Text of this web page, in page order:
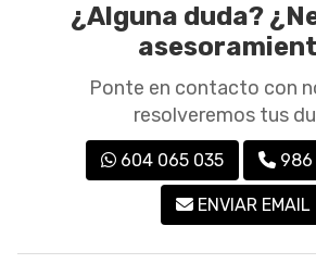
¿Alguna duda?
Ponte en contacto con
resolveremos tus
604 065 035
ENVIAR EMAIL